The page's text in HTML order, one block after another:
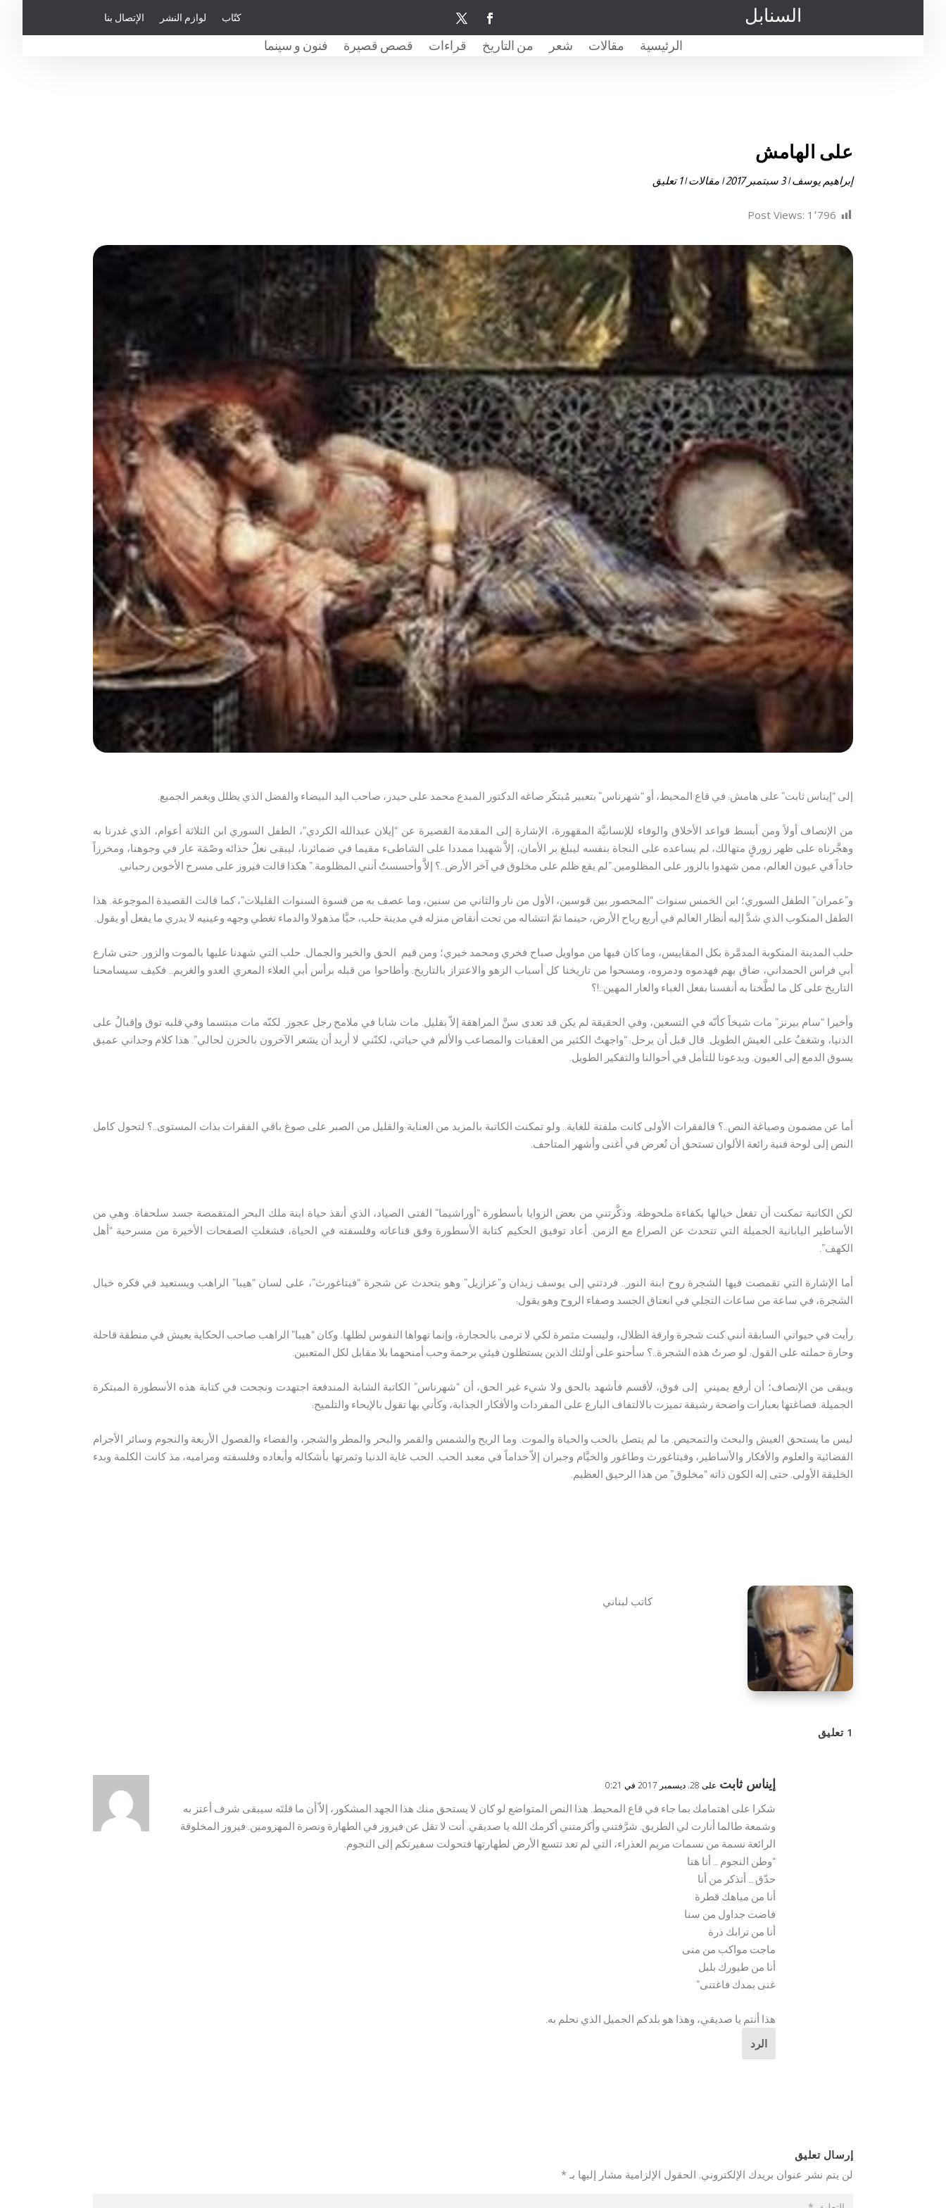
السنابل كتّاب لوازم النشر الإتصال بنا
الرئيسية مقالات شعر من التاريخ قراءات قصص قصيرة فنون و سينما
على الهامش
إبراهيم يوسف|3 سبتمبر 2017 | مقالات|1 تعليق
Post Views: 1٬796
إلى “إيناس ثابت” على هامش: في قاع المحيط، أو “شهرناس” بتعبير مُبتكَر صاغه الدكتور المبدع محمد على حيدر، صاحب اليد البيضاء والفضل الذي يظلل ويغمر الجميع.
من الإنصاف أولاً ومن أبسط قواعد الأخلاق والوفاء للإنسانيَّة المقهورة، الإشارة إلى المقدمة القصيرة عن “إيلان عبدالله الكردي”، الطفل السوري ابن الثلاثة أعوام، الذي غدرنا به
وهجَّرناه على ظهر زورقٍ متهالك، لم يساعده على النجاة بنفسه ليبلغ بر الأمان، إلاَّ شهيدا ممددا على الشاطىء مقيما في ضمائرنا، ليبقى نعلُ حذائه وصْمَة عار في وجوهنا، ومخرزاً
حاداً في عيون العالم، ممن شهدوا بالزور على المظلومين.”لم يقع ظلم على مخلوق في آخر الأرض..؟ إلاَّ وأحسستُ أنني المظلومة.” هكذا قالت فيروز على مسرح الأخوين رحباني.
و”عمران” الطفل السوري؛ ابن الخمس سنوات “المحصور بين قوسين، الأول من نار والثاني من سنين، وما عصف به من قسوة السنوات القليلات”، كما قالت القصيدة الموجوعة. هذا
الطفل المنكوب الذي شدَّ إليه أنظار العالم في أربع رياح الأرض، حينما تمّ انتشاله من تحت أنقاض منزله في مدينة حلب، حيَّا مذهولا والدماء تغطي وجهه وعينيه لا يدري ما يفعل أو يقول.
حلب المدينة المنكوبة المدمَّرة بكل المقاييس، وما كان فيها من مواويل صباح فخري ومحمد خيري؛ ومن قيم الحق والخير والجمال. حلب التي شهدنا عليها بالموت والزور. حتى شارع
أبي فراس الحمداني، ضاق بهم فهدموه ودمروه، ومسحوا من تاريخنا كل أسباب الزهو والاعتزاز بالتاريخ. وأطاحوا من قبله برأس أبي العلاء المعري العدو والغريم.. فكيف سيسامحنا
التاريخ على كل ما لطَّخنا به أنفسنا بفعل الغباء والعار المهين..!؟
وأخيرا “سام بيرنز” مات شيخاً كأنّه في التسعين، وفي الحقيقة لم يكن قد تعدى سنَّ المراهقة إلاّ بقليل. مات شابا في ملامح رجل عجوز. لكنّه مات مبتسما وفي قلبه توق وإقبالٌ على
الدنيا، وشغفٌ على العيش الطويل. قال قبل أن يرحل: “واجهتُ الكثير من العقبات والمصاعب والألم في حياتي، لكنّني لا أريد أن يشعر الآخرون بالحزن لحالي”. هذا كلام وجداني عميق
يسوق الدمع إلى العيون. ويدعونا للتأمل في أحوالنا والتفكير الطويل.
أما عن مضمون وصياغة النص..؟ فالفقرات الأولى كانت ملفتة للغاية.. ولو تمكنت الكاتبة بالمزيد من العناية والقليل من الصبر على صوغ باقي الفقرات بذات المستوى..؟ لتحول كامل
النص إلى لوحة فنية رائعة الألوان تستحق أن تُعرض في أغنى وأشهر المتاحف.
لكن الكاتبة تمكنت أن تفعل خيالها بكفاءة ملحوظة. وذكَّرتني من بعض الزوايا بأسطورة “أوراشيما” الفتى الصياد، الذي أنقذ حياة ابنة ملك البحر المتقمصة جسد سلحفاة. وهي من
الأساطير اليابانية الجميلة التي تتحدث عن الصراع مع الزمن. أعاد توفيق الحكيم كتابة الأسطورة وفق قناعاته وفلسفته في الحياة، فشغلتِ الصفحات الأخيرة من مسرحية “أهل
الكهف”.
أما الإشارة التي تقمصت فيها الشجرة روح ابنة النور.. فردتني إلى يوسف زيدان و”عزازيل” وهو يتحدث عن شجرة “فيتاغورث”، على لسان “هيبا” الراهب ويستعيد في فكره خيال
الشجرة، في ساعة من ساعات التجلي في انعتاق الجسد وصفاء الروح وهو يقول:
رأيت في حيواتي السابقة أنني كنت شجرة وارفة الظلال، وليست مثمرة لكي لا ترمى بالحجارة، وإنما تهواها النفوس لظلها. وكان “هيبا” الراهب صاحب الحكاية يعيش في منطقة قاحلة
وحارة حملته على القول: لو صرتُ هذه الشجرة..؟ سأحنو على أولئك الذين يستظلون فيئي برحمة وحب أمنحهما بلا مقابل لكل المتعبين.
ويبقى من الإنصاف؛ أن أرفع يميني إلى فوق، لأقسم فأشهد بالحق ولا شيء غير الحق، أن “شهرناس” الكاتبة الشابة المندفعة اجتهدت ونجحت في كتابة هذه الأسطورة المبتكرة
الجميلة. فصاغتها بعبارات واضحة رشيقة تميزت بالالتفاف البارع على المفردات والأفكار الجذابة، وكأني بها تقول بالإيحاء والتلميح:
ليس ما يستحق العيش والبحث والتمحيص. ما لم يتصل بالحب والحياة والموت. وما الريح والشمس والقمر والبحر والمطر والشجر، والفضاء والفصول الأربعة والنجوم وسائر الأجرام
الفضائية والعلوم والأفكار والأساطير، وفيتاغورث وطاغور والخيَّام وجبران إلاّ خداماً في معبد الحب. الحب غاية الدنيا وثمرتها بأشكاله وأبعاده وفلسفته ومراميه، مذ كانت الكلمة وبدء
الخليقة الأولى. حتى إله الكون ذاته “مخلوق” من هذا الرحيق العظيم.
كاتب لبناني
1 تعليق
إيناس ثابت على 28. ديسمبر 2017 في 0:21
شكرا على اهتمامك بما جاء في قاع المحيط. هذا النص المتواضع لو كان لا يستحق منك هذا الجهد المشكور، إلاّ أن ما قلتَه سيبقى شرف أعتز به
وشمعة طالما أنارت لي الطريق. شرَّفتني وأكرمتني أكرمك الله يا صديقي. أنت لا تقل عن فيروز في الطهارة ونصرة المهزومين. فيروز المخلوقة
الرائعة نسمة من نسمات مريم العذراء، التي لم تعد تتسع الأرض لطهارتها فتحولت سفيرتكم إلى النجوم.
“وطن النجوم … أنا هنا
حدّق … أتذكر من أنا
أنا من مياهك قطرة
فاضت جداول من سنا
أنا من ترابك ذرة
ماجت مواكب من منى
أنا من طيورك بلبل
غنى بمدك فاغتنى”
هذا أنتم يا صديقي، وهذا هو بلدكم الجميل الذي نحلم به.
الرد
إرسال تعليق
لن يتم نشر عنوان بريدك الإلكتروني. الحقول الإلزامية مشار إليها بـ *